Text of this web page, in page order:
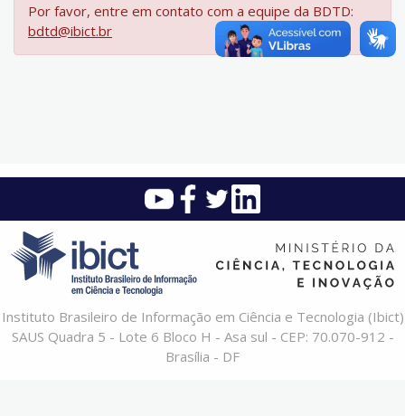
Por favor, entre em contato com a equipe da BDTD:
bdtd@ibict.br
Instituto Brasileiro de Informação em Ciência e Tecnologia (Ibict)
SAUS Quadra 5 - Lote 6 Bloco H - Asa sul - CEP: 70.070-912 -
Brasília - DF